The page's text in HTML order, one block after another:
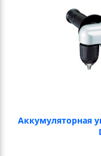
Аккумуляторная